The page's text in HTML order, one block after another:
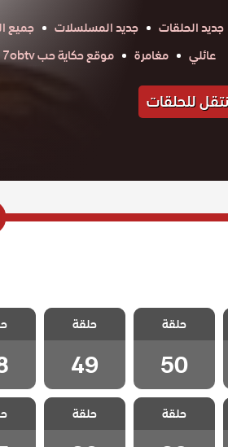
جديد الحلقات
جديد المسلسلات جميع
عائلي
مغامرة موقع حكاية حب 7obtv
للحلقات
مسلسل القروية
الجميلة الحلقة
50
حلقة
50
مسلسل القروية
الجميلة الحلقة
49
حلقة
49
مسلسل القروية
الجميلة الحلقة
39
حلقة
مسلسل القروية
الجميلة الحلقة
38
حلقة